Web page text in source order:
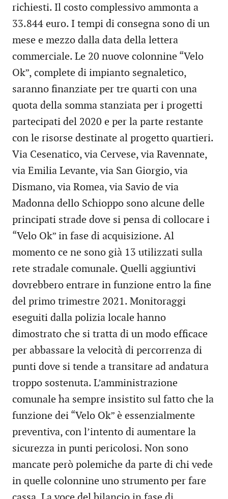
richiesti. Il costo complessivo ammonta a
33.844 euro. I tempi di consegna sono di un
mese e mezzo dalla data della lettera
commerciale. Le 20 nuove colonnine “Velo
Ok”, complete di impianto segnaletico,
saranno finanziate per tre quarti con una
quota della somma stanziata per i progetti
partecipati del 2020 e per la parte restante
con le risorse destinate al progetto quartieri.
Via Cesenatico, via Cervese, via Ravennate,
via Emilia Levante, via San Giorgio, via
Dismano, via Romea, via Savio de via
Madonna dello Schioppo sono alcune delle
principati strade dove si pensa di collocare i
“Velo Ok” in fase di acquisizione. Al
momento ce ne sono già 13 utilizzati sulla
rete stradale comunale. Quelli aggiuntivi
dovrebbero entrare in funzione entro la fine
del primo trimestre 2021. Monitoraggi
eseguiti dalla polizia locale hanno
dimostrato che si tratta di un modo efficace
per abbassare la velocità di percorrenza di
punti dove si tende a transitare ad andatura
troppo sostenuta. L’amministrazione
comunale ha sempre insistito sul fatto che la
funzione dei “Velo Ok” è essenzialmente
preventiva, con l’intento di aumentare la
sicurezza in punti pericolosi. Non sono
mancate però polemiche da parte di chi vede
in quelle colonnine uno strumento per fare